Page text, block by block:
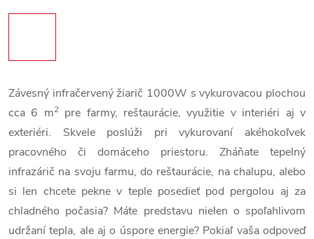
Závesný infračervený žiarič 1000W s vykurovacou plochou
cca 6 m2pre farmy, reštaurácie, využitie v interiéri aj v
exteriéri. Skvele poslúži pri vykurovaní akéhokoľvek
pracovného či domáceho priestoru. Zháňate tepelný
infrazárič na svoju farmu, do reštaurácie, na chalupu, alebo
si len chcete pekne v teple posedieť pod pergolou aj za
chladného počasia? Máte predstavu nielen o spoľahlivom
udržaní tepla, ale aj o úspore energie? Pokiaľ vaša odpoveď